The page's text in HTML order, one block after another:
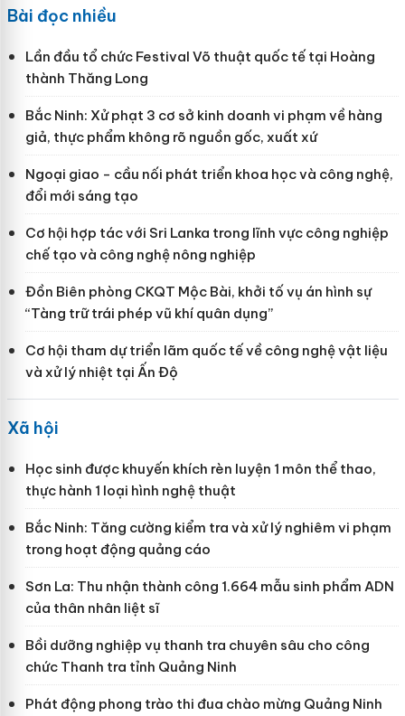
Bài đọc nhiều
Lần đầu tổ chức Festival Võ thuật quốc tế tại Hoàng
thành Thăng Long
Bắc Ninh: Xử phạt 3 cơ sở kinh doanh vi phạm về hàng
giả, thực phẩm không rõ nguồn gốc, xuất xứ
Ngoại giao - cầu nối phát triển khoa học và công nghệ,
đổi mới sáng tạo
Cơ hội hợp tác với Sri Lanka trong lĩnh vực công nghiệp
chế tạo và công nghệ nông nghiệp
Đồn Biên phòng CKQT Mộc Bài, khởi tố vụ án hình sự
“Tàng trữ trái phép vũ khí quân dụng”
Cơ hội tham dự triển lãm quốc tế về công nghệ vật liệu
và xử lý nhiệt tại Ấn Độ
Xã hội
Học sinh được khuyến khích rèn luyện 1 môn thể thao,
thực hành 1 loại hình nghệ thuật
Bắc Ninh: Tăng cường kiểm tra và xử lý nghiêm vi phạm
trong hoạt động quảng cáo
Sơn La: Thu nhận thành công 1.664 mẫu sinh phẩm ADN
của thân nhân liệt sĩ
Bồi dưỡng nghiệp vụ thanh tra chuyên sâu cho công
chức Thanh tra tỉnh Quảng Ninh
Phát động phong trào thi đua chào mừng Quảng Ninh